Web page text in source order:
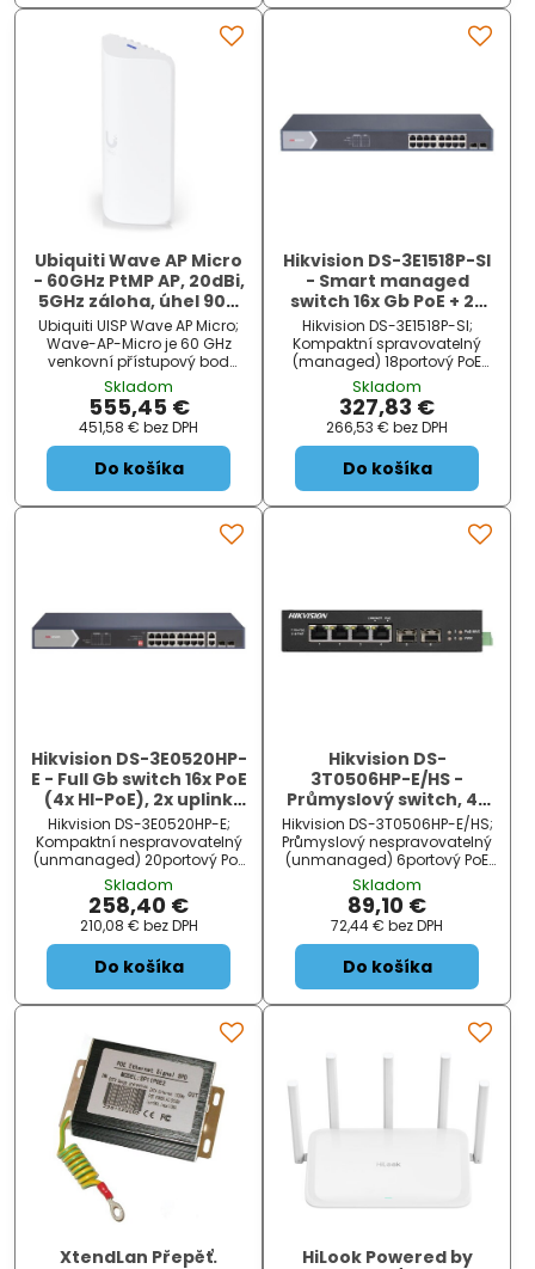
Ubiquiti Wave AP Micro
- 60GHz PtMP AP, 20dBi,
5GHz záloha, úhel 90°,
propustnost 5Gbps
Ubiquiti UISP Wave AP Micro;
Wave-AP-Micro je 60 GHz
venkovní přístupový bod
určený pro PtMP spoje (Point-
to-Multipoint) s Wave
technologií. Je kompatibilní s
jednotkami Wave Long-
Range a Wave Nano . Dosah
AP je 4 nebo 6 km (dle
stanice) , zisk 20 dBi...
Skladom
555,45 €
451,58 € bez DPH
Do košíka
Hikvision DS-3E1518P-SI
- Smart managed
switch 16x Gb PoE + 2x
Gb SFP Uplink, 225W,
Super PoE - dosah až
300m
Hikvision DS-3E1518P-SI;
Kompaktní spravovatelný
(managed) 18portový PoE
switch pro napájení IP kamer
či jiných zařízení s podporou
PoE. Nabízí PoE výstup 16×
802.3af/at (max. 30 W/port) s
celkovým výkonem až 225 W ,
přepěťovou ochranu do 6 kV
(pro Po...
Skladom
327,83 €
266,53 € bez DPH
Do košíka
Hikvision DS-3E0520HP-
E - Full Gb switch 16x PoE
(4x HI-PoE), 2x uplink
RJ-45 + 2x uplink SFP,
225W, dosah až 300m
Hikvision DS-3E0520HP-E;
Kompaktní nespravovatelný
(unmanaged) 20portový PoE
switch pro napájení IP kamer
či jiných zařízení s podporou
PoE. Nabízí PoE výstup 12×
802.3af/at (max. 30 W/port)
a 4× 802.3bt (max. 90
W/port) s celkovým výkonem
až 225 W , ...
Skladom
258,40 €
210,08 € bez DPH
Do košíka
Hikvision DS-
3T0506HP-E/HS -
Průmyslový switch, 4x
Gb PoE (1x Hi-PoE) + 2x
Gb SFP, 60W, Super PoE
Hikvision DS-3T0506HP-E/HS;
Průmyslový nespravovatelný
(unmanaged) 6portový PoE
switch pro napájení IP kamer
či jiných zařízení s podporou
PoE. Nabízí PoE výstup 3×
802.3af/at (max. 30 W/port)
a 1× 802.3bt (max. 60 W/port)
s celkovým výkonem až 60 W
,...
Skladom
89,10 €
72,44 € bez DPH
Do košíka
XtendLan Přepěť.
HiLook Powered by